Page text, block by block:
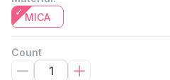
MICA
Count